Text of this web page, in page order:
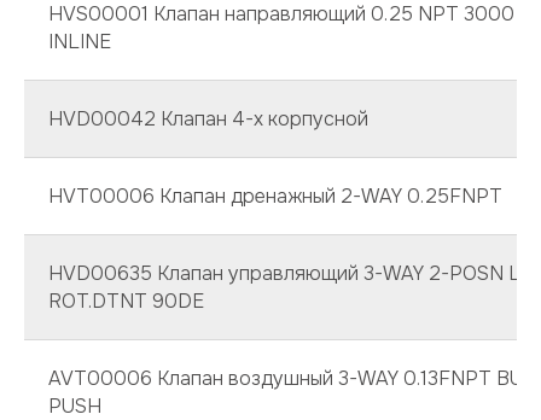
HVS00001 Клапан направляющий 0.25 NPT 3000
INLINE
HVD00042 Клапан 4-х корпусной
HVT00006 Клапан дренажный 2-WAY 0.25FNPT
HVD00635 Клапан управляющий 3-WAY 2-POSN
ROT.DTNT 90DE
AVT00006 Клапан воздушный 3-WAY 0.13FNPT
PUSH